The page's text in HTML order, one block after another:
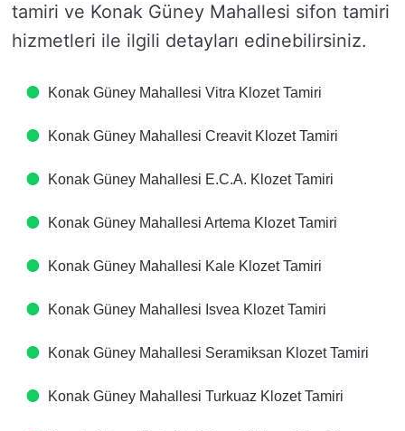
tamiri ve Konak Güney Mahallesi sifon tamiri
hizmetleri ile ilgili detayları edinebilirsiniz.
Konak Güney Mahallesi Vitra Klozet Tamiri
Konak Güney Mahallesi Creavit Klozet Tamiri
Konak Güney Mahallesi E.C.A. Klozet Tamiri
Konak Güney Mahallesi Artema Klozet Tamiri
Konak Güney Mahallesi Kale Klozet Tamiri
Konak Güney Mahallesi Isvea Klozet Tamiri
Konak Güney Mahallesi Seramiksan Klozet Tamiri
Konak Güney Mahallesi Turkuaz Klozet Tamiri